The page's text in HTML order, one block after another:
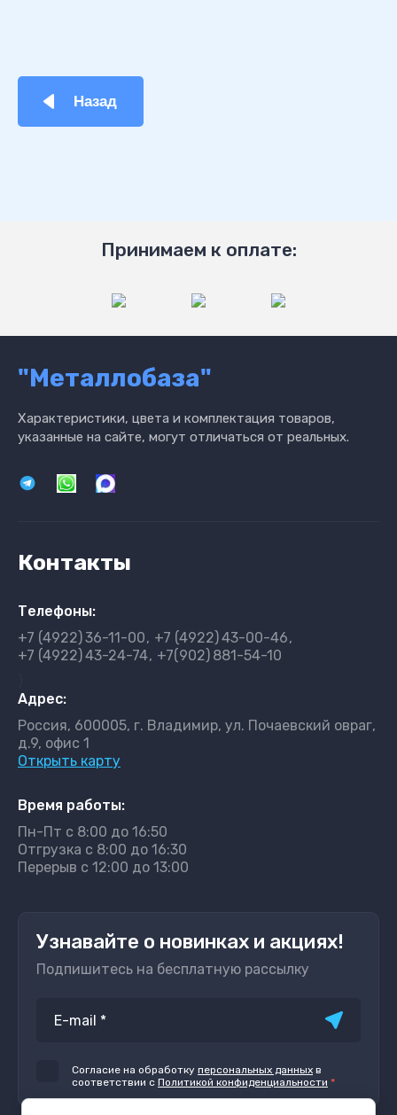
Назад
Принимаем к оплате:
"Металлобаза"
Характеристики, цвета и комплектация товаров,
указанные на сайте, могут отличаться от реальных.
Контакты
Телефоны:
+7 (4922)36-11-00 +7 (4922)43-00-46
+7 (4922)43-24-74 +7(902) 881-54-10
Адрес:
Россия, 600005, г. Владимир, ул. Почаевский овраг,
д.9, офис 1
Открыть карту
Время работы:
Пн-Пт с 8:00 до 16:50
Отгрузка с 8:00 до 16:30
Перерыв с 12:00 до 13:00
Узнавайте о новинках и акциях!
Подпишитесь на бесплатную рассылку
Согласие на обработку персональных данных в
соответствии с Политикой конфиденциальности *